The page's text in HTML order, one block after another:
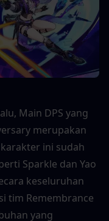
Main DPS yang
merupakan
ini sudah
Sparkle dan Yao
keseluruhan
tim Remembrance
yang